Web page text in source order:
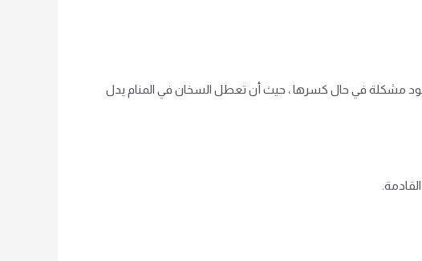
وجود مشكلة في حال كسرها ، حيث أن تعطل السخان في المنام يدل